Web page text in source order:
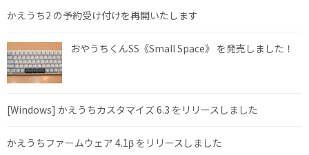
かえうち2 の予約受け付けを再開いたします
おやうちくんSS《Small Space》 を発売しました！
[Windows] かえうちカスタマイズ 6.3 をリリースしました
かえうちファームウェア 4.1β をリリースしました